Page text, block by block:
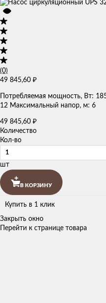
(0)
49 845,60 ₽
Потребляемая мощность, Вт:
12 Максимальный напор, м: 6
49 845,60 ₽
Количество
Кол-во
шт
В КОРЗИНУ
Купить в 1 клик
Закрыть окно
Перейти к странице товара